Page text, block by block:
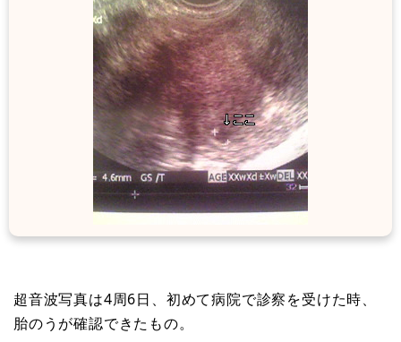
超音波写真は4周6日、初めて病院で診察を受けた時、
胎のうが確認できたもの。